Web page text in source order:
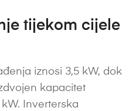
tijekom cijele
iznosi 3,5 kW, dok
kapacitet
Inverterska